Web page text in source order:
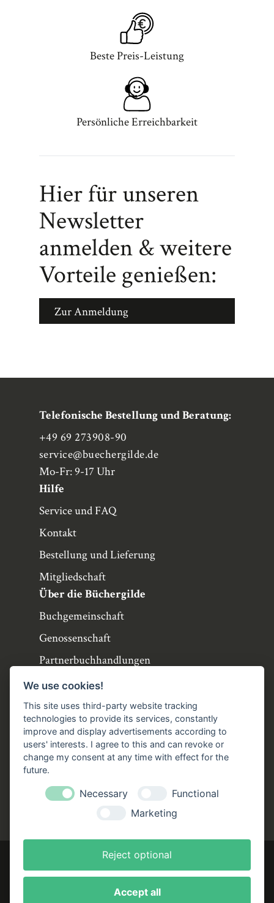
Beste Preis-Leistung
Persönliche Erreichbarkeit
Hier für unseren
Newsletter
anmelden & weitere
Vorteile genießen:
Zur Anmeldung
Telefonische Bestellung und Beratung:
+49 69 273908-90
service@buechergilde.de
Mo-Fr: 9-17 Uhr
Hilfe
Service und FAQ
Kontakt
Bestellung und Lieferung
Mitgliedschaft
Über die Büchergilde
Buchgemeinschaft
Genossenschaft
Partnerbuchhandlungen
Büchergilde online
Stellenangebote
Folgen Sie uns!
FacebookInstagramYouTubeTikTok
Zustellung durch:
We use cookies!
This site uses third-party website tracking
technologies to provide its services, constantly
improve and display advertisements according to
users' interests. I agree to this and can revoke or
change my consent at any time with effect for the
future.
Necessary
Functional
Marketing
Reject optional
Accept all